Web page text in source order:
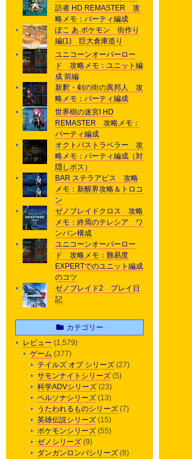
訪者 HD REMASTER 攻
略メモ：パーティ編成
ぽこ あ ポケモン 街作り
編(1) 巨大倉庫造り
ユニコーンオーバーロー
ド 攻略メモ：ユニット編
成 前編
新釈・剣の街の異邦人 攻
略メモ：パーティ編成
世界樹の迷宮I HD
REMASTER 攻略メモ：
パーティ編成
オクトパストラベラー 攻
略メモ：パーティ編成（対
隠しボス）
BAR ステラアビス 攻略
メモ：新醒界攻略＆トロコ
ン
ゼノブレイドクロス 攻略
メモ：終焉のテレシア ワ
ンパン構成
ユニコーンオーバーロー
ド 攻略メモ：難易度
EXPERTでのユニット編成
のコツ
ゼノブレイド2 プレイ日
記
カテゴリー
レビュー (1,579)
ゲーム (377)
テイルズ オブ シリーズ (27)
サモンナイトシリーズ (5)
科学ADVシリーズ (23)
ペルソナシリーズ (13)
うたわれるものシリーズ (7)
英雄伝説シリーズ (15)
ポケモンシリーズ (55)
ゼノシリーズ (9)
ダンガンロンパシリーズ (8)